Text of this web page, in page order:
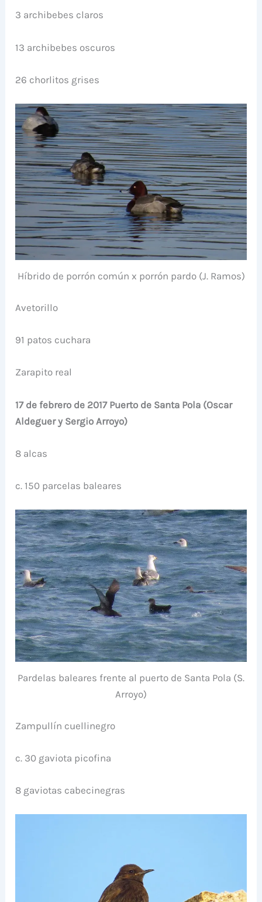
3 archibebes claros
13 archibebes oscuros
26 chorlitos grises
Híbrido de porrón común x porrón pardo (J. Ramos)
Avetorillo
91 patos cuchara
Zarapito real
17 de febrero de 2017 Puerto de Santa Pola (Oscar
Aldeguer y Sergio Arroyo)
8 alcas
c. 150 parcelas baleares
Pardelas baleares frente al puerto de Santa Pola (S.
Arroyo)
Zampullín cuellinegro
c. 30 gaviota picofina
8 gaviotas cabecinegras